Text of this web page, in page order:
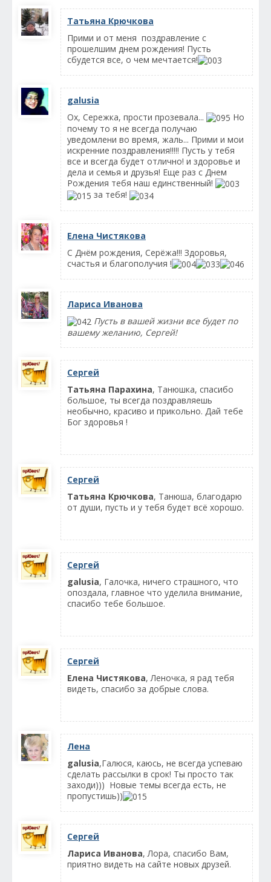
Татьяна Крючкова
Прими и от меня поздравление с
прошелшим днем рождения! Пусть
сбудется все, о чем мечтается!
galusia
Ох, Сережка, прости прозевала...
Но
почему то я не всегда получаю
уведомлени во время, жаль... Прими и мои
искренние поздравления!!!!! Пусть у тебя
все и всегда будет отлично! и здоровье и
дела и семья и друзья! Еще раз с Днем
Рождения тебя наш единственный!
за тебя!
Елена Чистякова
С Днём рождения, Серёжа!!! Здоровья,
счастья и благополучия !
Лариса Иванова
Пусть в вашей жизни все будет по
вашему желанию, Сергей!
Сергей
Татьяна Парахина, Танюшка, спасибо
большое, ты всегда поздравляешь
необычно, красиво и прикольно. Дай тебе
Бог здоровья !
Сергей
Татьяна Крючкова, Танюша, благодарю
от души, пусть и у тебя будет всё хорошо.
Сергей
galusia, Галочка, ничего страшного, что
опоздала, главное что уделила внимание,
спасибо тебе большое.
Сергей
Елена Чистякова, Леночка, я рад тебя
видеть, спасибо за добрые слова.
Лена
galusia,Галюся, каюсь, не всегда успеваю
сделать рассылки в срок! Ты просто так
заходи))) Новые темы всегда есть, не
пропустишь))
Сергей
Лариса Иванова, Лора, спасибо Вам,
приятно видеть на сайте новых друзей.